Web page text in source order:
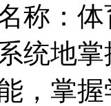
：体
统地
，掌